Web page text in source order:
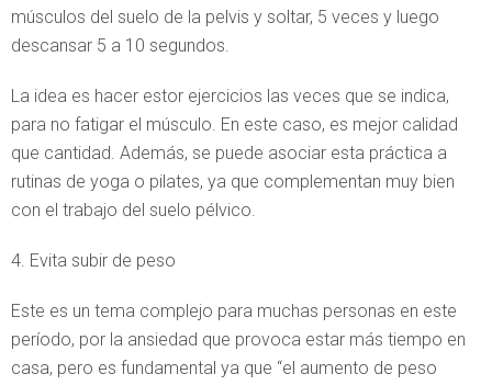
músculos del suelo de la pelvis y soltar, 5 veces y luego
descansar 5 a 10 segundos.
La idea es hacer estor ejercicios las veces que se indica,
para no fatigar el músculo. En este caso, es mejor calidad
que cantidad. Además, se puede asociar esta práctica a
rutinas de yoga o pilates, ya que complementan muy bien
con el trabajo del suelo pélvico.
4. Evita subir de peso
Este es un tema complejo para muchas personas en este
período, por la ansiedad que provoca estar más tiempo en
casa, pero es fundamental ya que “el aumento de peso